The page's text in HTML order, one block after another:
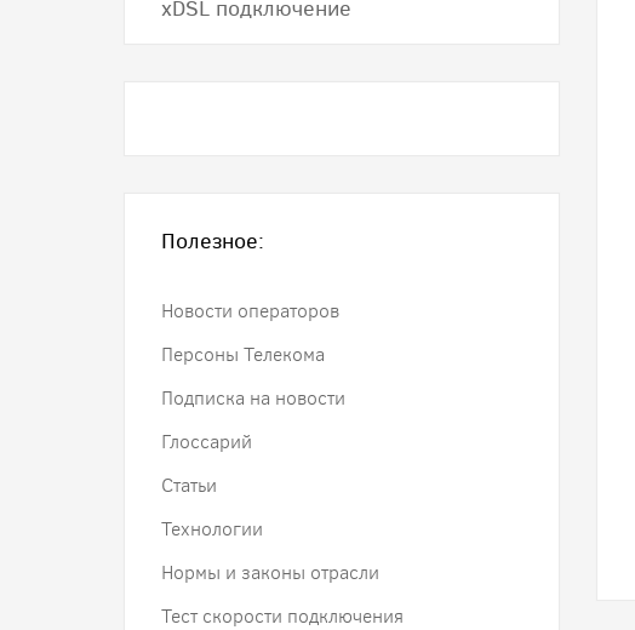
хDSL подключение
Полезное:
Новости операторов
Персоны Телекома
Подписка на новости
Глоссарий
Статьи
Технологии
Нормы и законы отрасли
Тест скорости подключения